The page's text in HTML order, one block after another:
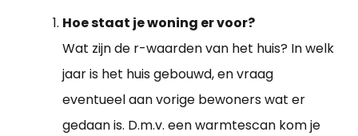
Hoe staat je woning er voor?
Wat zijn de r-waarden van het huis? In welk
jaar is het huis gebouwd, en vraag
eventueel aan vorige bewoners wat er
gedaan is. D.m.v. een warmtescan kom je